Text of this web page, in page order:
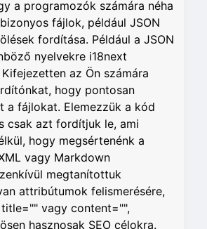
a programozók számára néha
fájlok, például JSON
fordítása. Például a JSON
nyelvekre i18next
az Ön számára
hogy pontosan
a fájlokat. Elemezzük a kód
csak azt fordítjuk le, ami
hogy megsértenénk a
vagy Markdown
megtanítottuk
attribútumok felismerésére,
vagy content="",
hasznosak SEO célokra.